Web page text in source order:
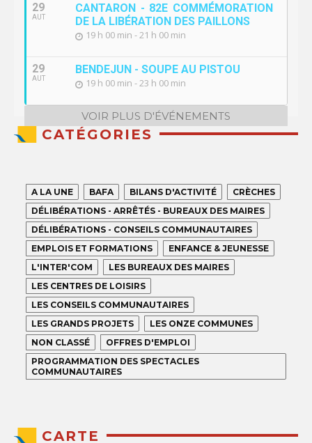
29
AUT
CANTARON - 82E COMMÉMORATION
DE LA LIBÉRATION DES PAILLONS
19 h 00 min - 21 h 00 min
29
AUT
BENDEJUN - SOUPE AU PISTOU
19 h 00 min - 23 h 00 min
VOIR PLUS D'ÉVÉNEMENTS
CATÉGORIES
A LA UNE BAFA BILANS D'ACTIVITÉ
CRÈCHES
DÉLIBÉRATIONS - ARRÊTÉS - BUREAUX DES MAIRES
DÉLIBÉRATIONS - CONSEILS COMMUNAUTAIRES
EMPLOIS ET FORMATIONS
ENFANCE & JEUNESSE
L'INTER'COM
LES BUREAUX DES MAIRES
LES CENTRES DE LOISIRS
LES CONSEILS COMMUNAUTAIRES
LES GRANDS PROJETS
LES ONZE COMMUNES
NON CLASSÉ
OFFRES D'EMPLOI
PROGRAMMATION DES SPECTACLES
COMMUNAUTAIRES
CARTE